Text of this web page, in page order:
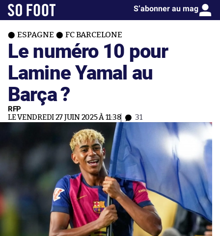
S’abonner au mag
ESPAGNE FC BARCELONE
Le numéro 10 pour
Lamine Yamal au
Barça ?
RFP
LE VENDREDI 27 JUIN 2025 À 11:38 31